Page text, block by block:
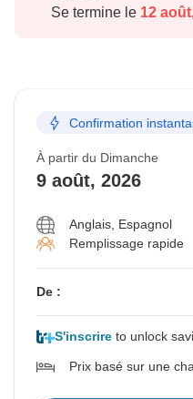
Se termine le 12
Confirmation
À partir du Dimanche
9 août, 2026
Anglais, Espagnol
Remplissage rapide
De :
S'inscrire to unlock
Prix basé sur une